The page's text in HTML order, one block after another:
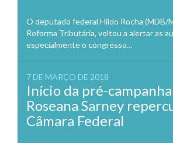
O deputado federal Hildo Rocha (MDB/
Reforma Tributária, voltou a alertar as
especialmente o congresso...
7 DE MARÇO DE 2018
Início da pré-
Roseana Sarney
Câmara Federal